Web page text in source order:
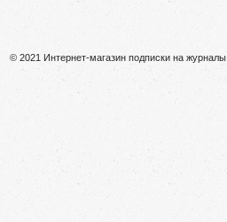
© 2021 Интернет-магазин подписки на журналы